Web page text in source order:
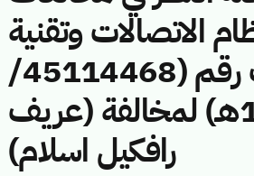
الاتصالات وتقنية
المعلومات رقم (45114468/
ق/1445هـ) لمخالفة (عريف
رافكيل اسلام)